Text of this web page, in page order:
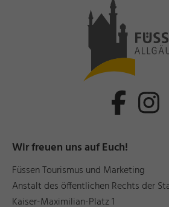
Wir freuen uns auf Euch!
Füssen Tourismus und Marketing
Anstalt des öffentlichen Rechts der
Kaiser-Maximilian-Platz 1